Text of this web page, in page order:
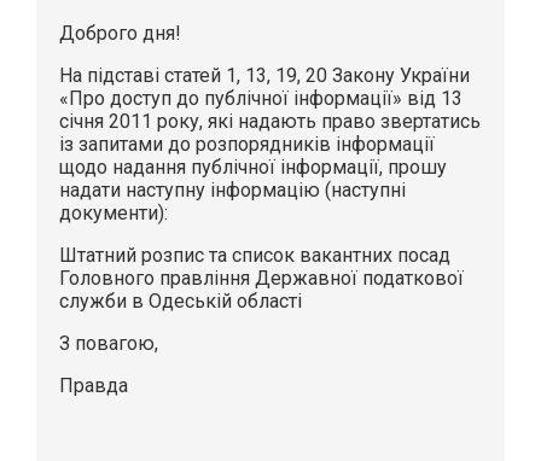
Доброго дня!
На підставі статей 1, 13, 19, 20 Закону України
«Про доступ до публічної інформації» від 13
січня 2011 року, які надають право звертатись
із запитами до розпорядників інформації
щодо надання публічної інформації, прошу
надати наступну інформацію (наступні
документи):
Штатний розпис та список вакантних посад
Головного правління Державної податкової
служби в Одеській області
З повагою,
Правда